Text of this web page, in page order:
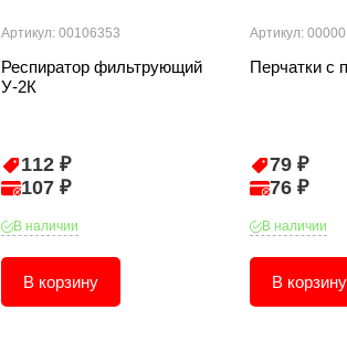
Артикул: 00106353
Респиратор фильтрующий
У-2К
112 ₽
107 ₽
В наличии
В корзину
Артикул:
Перчатки с
79 ₽
76 ₽
В наличии
В корзину